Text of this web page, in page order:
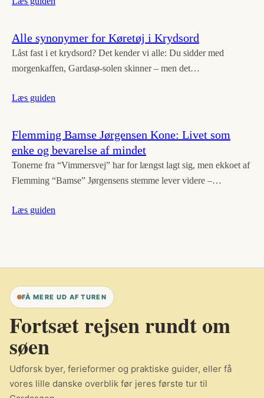
Alle synonymer for Køretøj i Krydsord
Låst fast i et krydsord? Det kender vi alle: Du sidder med
morgenkaffen, Gardasø-solen skinner – men det…
Læs guiden
Flemming Bamse Jørgensen Kone: Livet som
enke og bevarelse af mindet
Tonerne fra “Vimmersvej” har for længst lagt sig, men ekkoet af
Flemming “Bamse” Jørgensens stemme lever videre –…
Læs guiden
FÅ MERE UD AF TUREN
Fortsæt rejsen rundt om
søen
Udforsk byer, ferieformer og praktiske guider, eller få
vores lille danske overblik før jeres første tur til